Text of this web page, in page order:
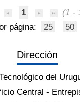
1
(1 -
página:
25 50
Dirección
del
Central -